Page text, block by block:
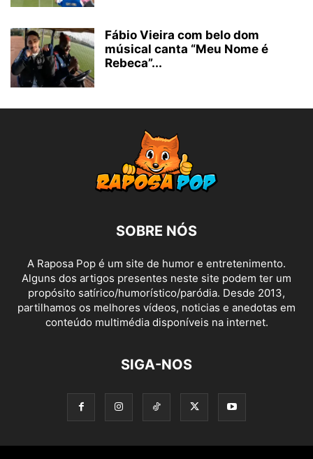
Fábio Vieira com belo dom
músical canta “Meu Nome é
Rebeca”...
SOBRE NÓS
A Raposa Pop é um site de humor e entretenimento.
Alguns dos artigos presentes neste site podem ter um
propósito satírico/humorístico/paródia. Desde 2013,
partilhamos os melhores vídeos, noticias e anedotas em
conteúdo multimédia disponíveis na internet.
SIGA-NOS